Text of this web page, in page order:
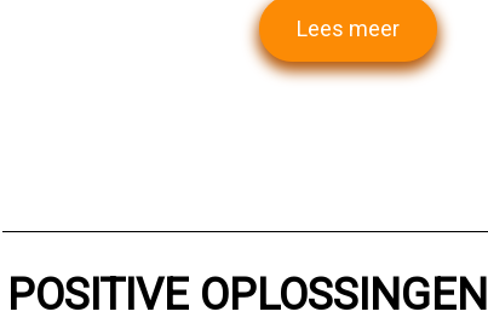
Lees meer
POSITIVE OPLOSSINGEN